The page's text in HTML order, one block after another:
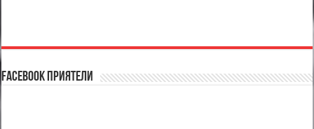
Facebook Приятели